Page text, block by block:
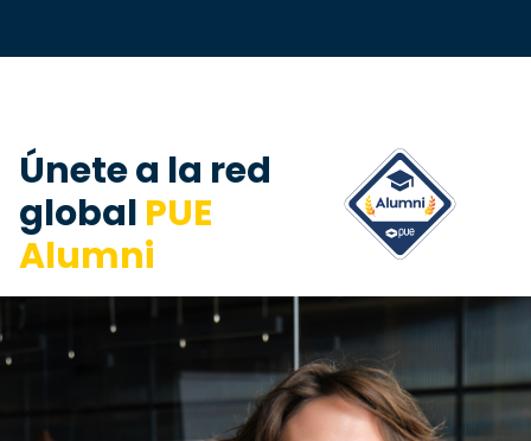
Únete a la red
global PUE
Alumni